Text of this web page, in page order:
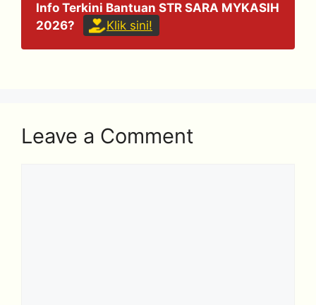
Info Terkini Bantuan STR SARA MYKASIH
2026?
Klik sini!
Leave a Comment